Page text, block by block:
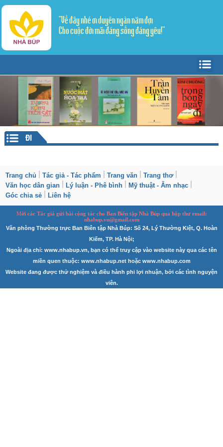
"Về đây nhé ơi duyên ngàn năm đợi
Cho cuộc đời mãi đáng sống đáng yêu!"
Giới thiệu
Tác giả - Tác phẩm
Trang văn ▼
Tản Văn
Truyện ngắn
Thể ký
Trang thơ ▼
Sáng tác
Dịch thơ
Văn học dân gian
Lý luận - Phê bình
Mỹ thuật - Âm nhạc
Góc chia sẻ
Liên hệ
Tìm kiếm
ĐI
Trang chủ Tác giả - Tác phẩm Trang văn
Trang thơ
Văn học dân gian
Lý luận - Phê bình
Mỹ thuật - Âm nhạc
Góc chia sẻ
Liên hệ
Mời các Tác giả gửi bài cộng táccho Ban Biên tập Nhà Búp qua hộp thư email:
nhabup.vn@gmail.com
Văn phòng Thường trực Ban Biên tập Nhà Búp: Số 24, Lý Thường Kiệt, Q. Hoàn
Kiếm, TP. Hà Nội;
Ngoài địa chỉ: www.nhabup.vn, bạn có thể truy cập vào website này qua các tên
miền quen thuộc: www.nhabup.net hoặc www.nhabup.com
Website đang được thử nghiệm và điều hành phi lợi nhuận, bởi các tình nguyện
viên.